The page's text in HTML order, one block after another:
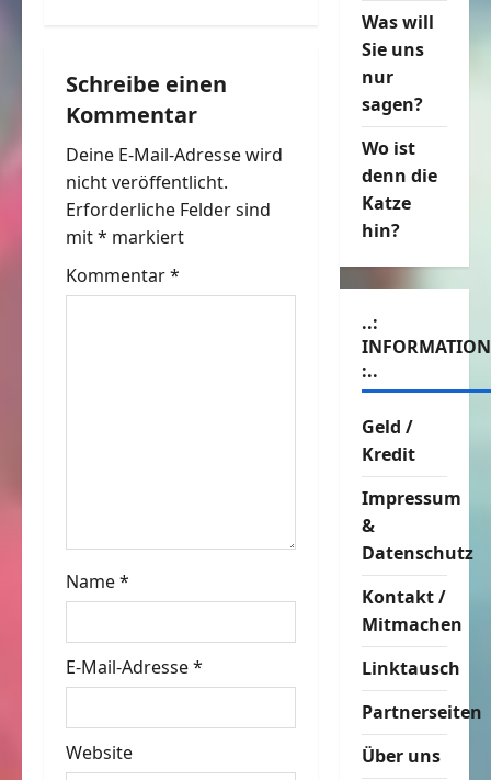
a
g
s
n
a
v
i
o
n
Schreibe einen
Kommentar
Deine E-Mail-Adresse wird
nicht veröffentlicht.
Erforderliche Felder sind
mit* markiert
Kommentar*
Name*
E-Mail-Adresse*
Website
Was will
Sie uns
nur
sagen?
Wo ist
denn die
Katze
hin?
..:
:..
Geld /
Kredit
Impressum
&
Datenschutz
Kontakt /
Mitmachen
Linktausch
Partnerseiten
Über uns